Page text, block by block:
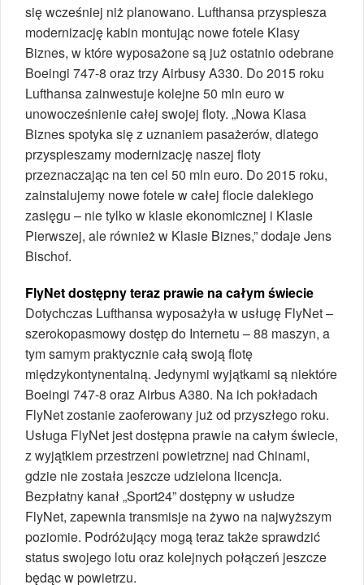
się wcześniej niż planowano. Lufthansa przyspiesza
modernizację kabin montując nowe fotele Klasy
Biznes, w które wyposażone są już ostatnio odebrane
Boeingi 747-8 oraz trzy Airbusy A330. Do 2015 roku
Lufthansa zainwestuje kolejne 50 mln euro w
unowocześnienie całej swojej floty. „Nowa Klasa
Biznes spotyka się z uznaniem pasażerów, dlatego
przyspieszamy modernizację naszej floty
przeznaczając na ten cel 50 mln euro. Do 2015 roku,
zainstalujemy nowe fotele w całej flocie dalekiego
zasięgu – nie tylko w klasie ekonomicznej i Klasie
Pierwszej, ale również w Klasie Biznes,” dodaje Jens
Bischof.
FlyNet dostępny teraz prawie na całym świecie
Dotychczas Lufthansa wyposażyła w usługę FlyNet –
szerokopasmowy dostęp do Internetu – 88 maszyn, a
tym samym praktycznie całą swoją flotę
międzykontynentalną. Jedynymi wyjątkami są niektóre
Boeingi 747-8 oraz Airbus A380. Na ich pokładach
FlyNet zostanie zaoferowany już od przyszłego roku.
Usługa FlyNet jest dostępna prawie na całym świecie,
z wyjątkiem przestrzeni powietrznej nad Chinami,
gdzie nie została jeszcze udzielona licencja.
Bezpłatny kanał „Sport24” dostępny w usłudze
FlyNet, zapewnia transmisje na żywo na najwyższym
poziomie. Podróżujący mogą teraz także sprawdzić
status swojego lotu oraz kolejnych połączeń jeszcze
będąc w powietrzu.